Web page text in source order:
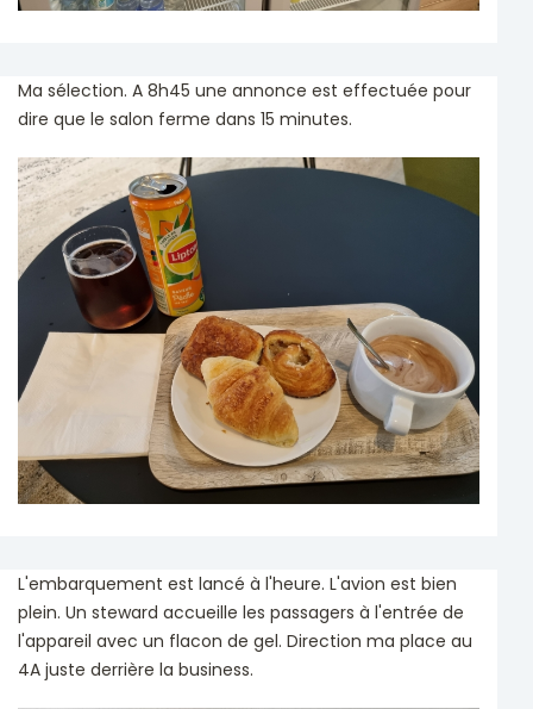
Ma sélection. A 8h45 une annonce est effectuée pour
dire que le salon ferme dans 15 minutes.
L'embarquement est lancé à l'heure. L'avion est bien
plein. Un steward accueille les passagers à l'entrée de
l'appareil avec un flacon de gel. Direction ma place au
4A juste derrière la business.